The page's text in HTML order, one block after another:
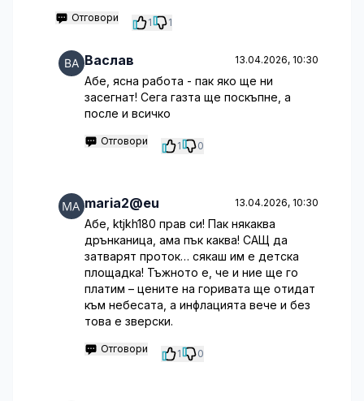
Отговори 1 1
Васлав 13.04.2026, 10:30
Абе, ясна работа - пак яко ще ни
засегнат! Сега газта ще поскъпне, а
после и всичко
Отговори 1 0
maria2@eu 13.04.2026, 10:30
Абе, ktjkh180 прав си! Пак някаква
дрънканица, ама пък каква! САЩ да
затварят проток… сякаш им е детска
площадка! Тъжното е, че и ние ще го
платим – цените на горивата ще отидат
към небесата, а инфлацията вече и без
това е зверски.
Отговори 1 0